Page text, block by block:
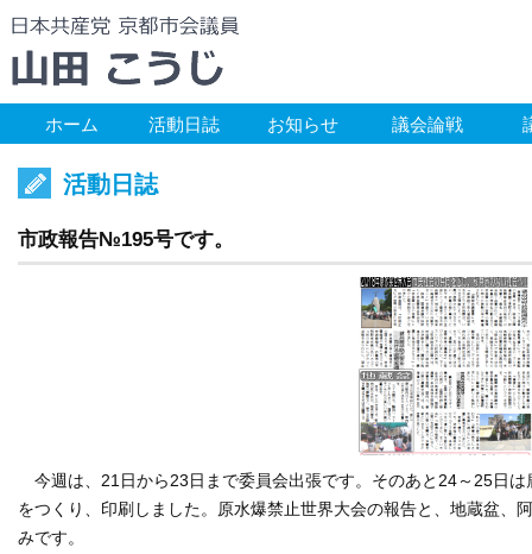
ホーム 活動日誌 お知らせ 議会論戦
活動日誌
市政報告№195号です。
今週は、21日から23日まで委員会出張です。そのあと24～25日
をつくり、印刷しました。原水爆禁止世界大会の報告と、地蔵盆、
みです。